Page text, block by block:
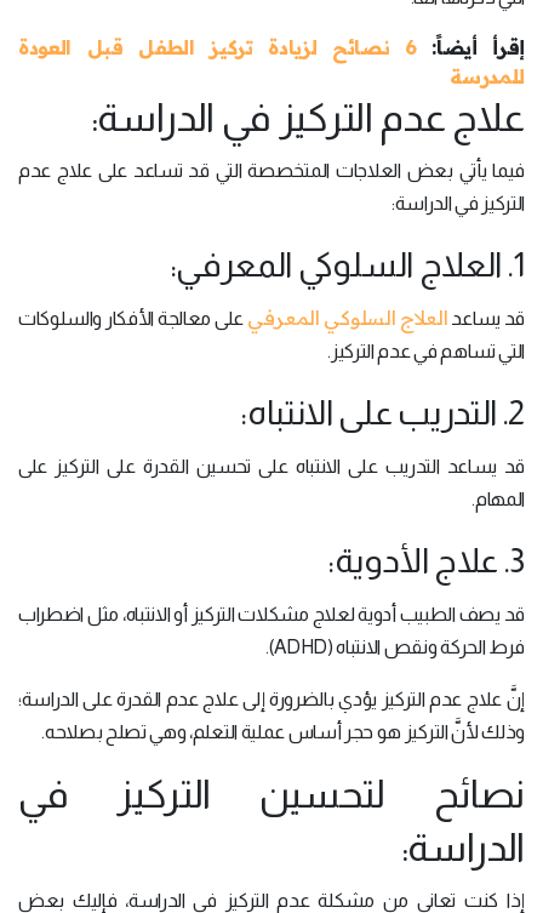
إقرأ أيضاً:
6 نصائح لزيادة تركيز الطفل قبل العودة
للمدرسة
علاج عدم التركيز في الدراسة:
فيما يأتي بعض العلاجات المتخصصة التي قد تساعد على علاج عدم
التركيز في الدراسة:
1. العلاج السلوكي المعرفي:
قد يساعد العلاج السلوكي المعرفي على معالجة الأفكار والسلوكات
التي تساهم في عدم التركيز.
2. التدريب على الانتباه:
قد يساعد التدريب على الانتباه على تحسين القدرة على التركيز على
المهام.
3. علاج الأدوية:
قد يصف الطبيب أدوية لعلاج مشكلات التركيز أو الانتباه، مثل اضطراب
فرط الحركة ونقص الانتباه (ADHD).
إنَّ علاج عدم التركيز يؤدي بالضرورة إلى علاج عدم القدرة على الدراسة؛
وذلك لأنَّ التركيز هو حجر أساس عملية التعلم، وهي تصلح بصلاحه.
نصائح لتحسين التركيز في
الدراسة:
إذا كنت تعاني من مشكلة عدم التركيز في الدراسة، فإليك بعض